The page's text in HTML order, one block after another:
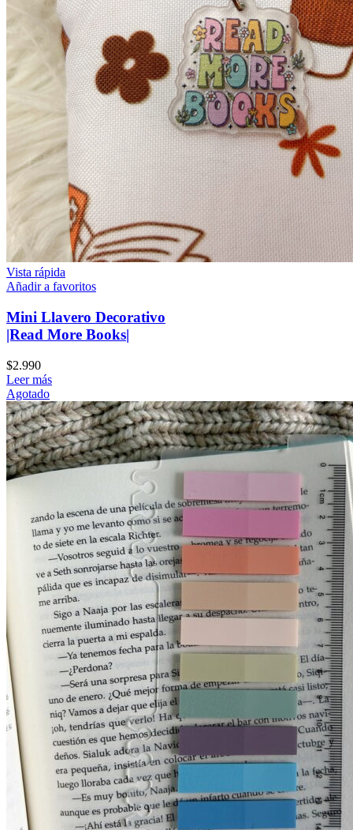
Vista rápida
Añadir a favoritos
Mini Llavero Decorativo
|Read More Books|
$2.990
Leer más
Agotado